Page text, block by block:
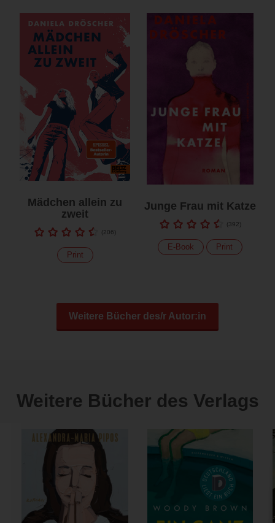
Mädchen allein zu
zweit
(206)
Print
Junge Frau mit Katze
(392)
E-Book Print
Weitere Bücher des/r Autor:in
Weitere Bücher des Verlags